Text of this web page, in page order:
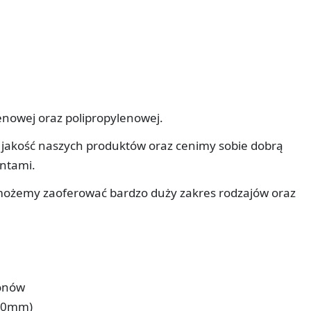
oraz polipropylenowej.
naszych produktów oraz cenimy sobie dobrą
zaoferować bardzo duży zakres rodzajów oraz